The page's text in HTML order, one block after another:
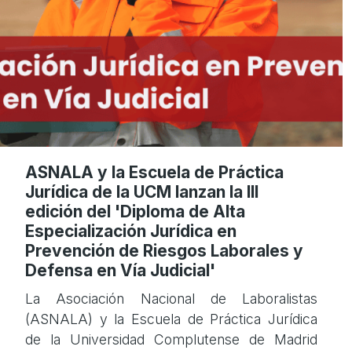
ASNALA y la Escuela de Práctica
Jurídica de la UCM lanzan la III
edición del 'Diploma de Alta
Especialización Jurídica en
Prevención de Riesgos Laborales y
Defensa en Vía Judicial'
La Asociación Nacional de Laboralistas
(ASNALA) y la Escuela de Práctica Jurídica
de la Universidad Complutense de Madrid